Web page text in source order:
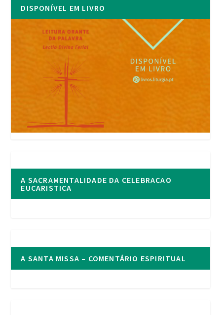
DISPONÍVEL EM LIVRO
A SACRAMENTALIDADE DA CELEBRACAO
EUCARISTICA
A SANTA MISSA – COMENTÁRIO ESPIRITUAL